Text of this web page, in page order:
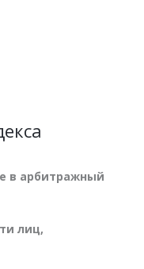
в арбитражный
лиц,